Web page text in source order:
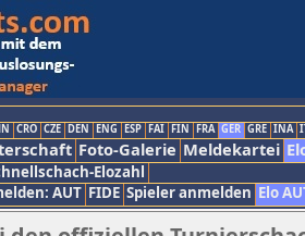
CRO CZE DEN ENG ESP FAI FIN FRA GER GRE INA
Foto-Galerie Meldekartei
Elozahl
AUT FIDE Spieler anmelden Elo